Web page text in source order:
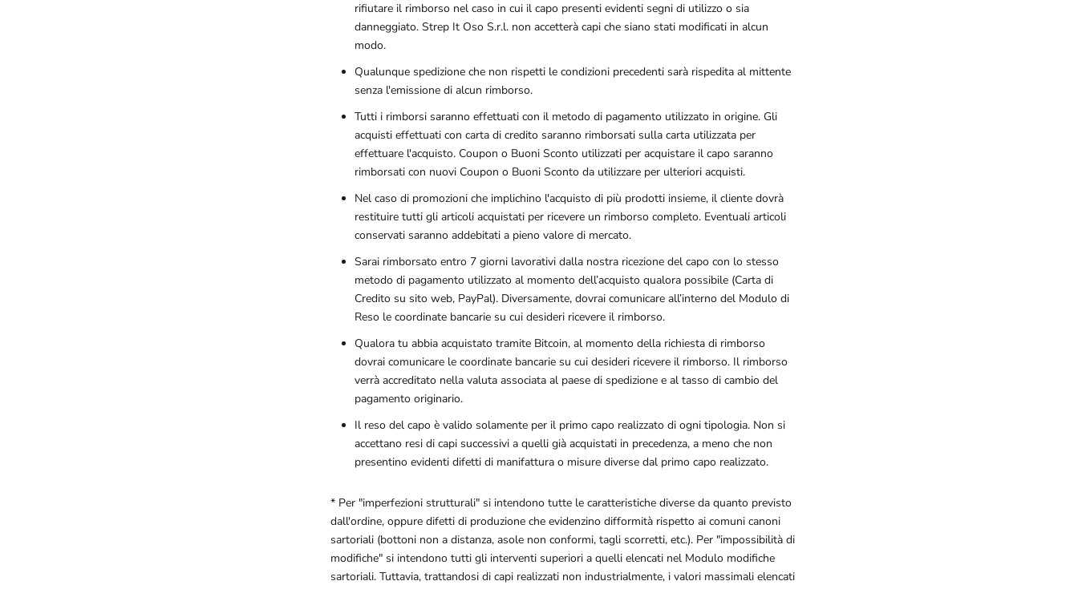
rifiutare il rimborso nel caso in cui il capo presenti evidenti segni di utilizzo o sia
danneggiato. Strep It Oso S.r.l. non accetterà capi che siano stati modificati in alcun
modo.
Qualunque spedizione che non rispetti le condizioni precedenti sarà rispedita al mittente
senza l'emissione di alcun rimborso.
Tutti i rimborsi saranno effettuati con il metodo di pagamento utilizzato in origine. Gli
acquisti effettuati con carta di credito saranno rimborsati sulla carta utilizzata per
effettuare l'acquisto. Coupon o Buoni Sconto utilizzati per acquistare il capo saranno
rimborsati con nuovi Coupon o Buoni Sconto da utilizzare per ulteriori acquisti.
Nel caso di promozioni che implichino l'acquisto di più prodotti insieme, il cliente dovrà
restituire tutti gli articoli acquistati per ricevere un rimborso completo. Eventuali articoli
conservati saranno addebitati a pieno valore di mercato.
Sarai rimborsato entro 7 giorni lavorativi dalla nostra ricezione del capo con lo stesso
metodo di pagamento utilizzato al momento dell’acquisto qualora possibile (Carta di
Credito su sito web, PayPal). Diversamente, dovrai comunicare all’interno del Modulo di
Reso le coordinate bancarie su cui desideri ricevere il rimborso.
Qualora tu abbia acquistato tramite Bitcoin, al momento della richiesta di rimborso
dovrai comunicare le coordinate bancarie su cui desideri ricevere il rimborso. Il rimborso
verrà accreditato nella valuta associata al paese di spedizione e al tasso di cambio del
pagamento originario.
Il reso del capo è valido solamente per il primo capo realizzato di ogni tipologia. Non si
accettano resi di capi successivi a quelli già acquistati in precedenza, a meno che non
presentino evidenti difetti di manifattura o misure diverse dal primo capo realizzato.
* Per "imperfezioni strutturali" si intendono tutte le caratteristiche diverse da quanto previsto
dall'ordine, oppure difetti di produzione che evidenzino difformità rispetto ai comuni canoni
sartoriali (bottoni non a distanza, asole non conformi, tagli scorretti, etc.). Per "impossibilità di
modifiche" si intendono tutti gli interventi superiori a quelli elencati nel Modulo modifiche
sartoriali. Tuttavia, trattandosi di capi realizzati non industrialmente, i valori massimali elencati